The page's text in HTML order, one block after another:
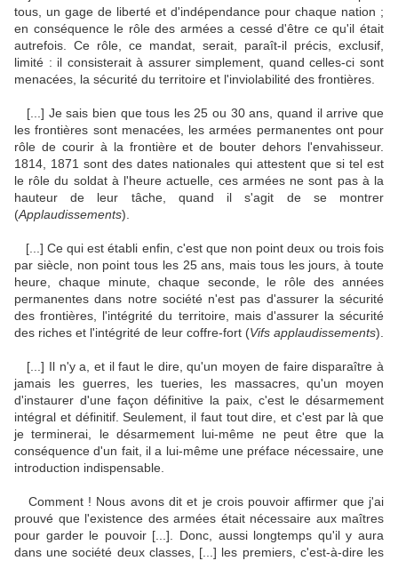
tous, un gage de liberté et d'indépendance pour chaque nation ;
en conséquence le rôle des armées a cessé d'être ce qu'il était
autrefois. Ce rôle, ce mandat, serait, paraît-il précis, exclusif,
limité : il consisterait à assurer simplement, quand celles-ci sont
menacées, la sécurité du territoire et l'inviolabilité des frontières.
[...] Je sais bien que tous les 25 ou 30 ans, quand il arrive que
les frontières sont menacées, les armées permanentes ont pour
rôle de courir à la frontière et de bouter dehors l'envahisseur.
1814, 1871 sont des dates nationales qui attestent que si tel est
le rôle du soldat à l'heure actuelle, ces armées ne sont pas à la
hauteur de leur tâche, quand il s'agit de se montrer
(Applaudissements).
[...] Ce qui est établi enfin, c'est que non point deux ou trois fois
par siècle, non point tous les 25 ans, mais tous les jours, à toute
heure, chaque minute, chaque seconde, le rôle des années
permanentes dans notre société n'est pas d'assurer la sécurité
des frontières, l'intégrité du territoire, mais d'assurer la sécurité
des riches et l'intégrité de leur coffre-fort (Vifs applaudissements).
[...] Il n'y a, et il faut le dire, qu'un moyen de faire disparaître à
jamais les guerres, les tueries, les massacres, qu'un moyen
d'instaurer d'une façon définitive la paix, c'est le désarmement
intégral et définitif. Seulement, il faut tout dire, et c'est par là que
je terminerai, le désarmement lui-même ne peut être que la
conséquence d'un fait, il a lui-même une préface nécessaire, une
introduction indispensable.
Comment ! Nous avons dit et je crois pouvoir affirmer que j'ai
prouvé que l'existence des armées était nécessaire aux maîtres
pour garder le pouvoir [...]. Donc, aussi longtemps qu'il y aura
dans une société deux classes, [...] les premiers, c'est-à-dire les